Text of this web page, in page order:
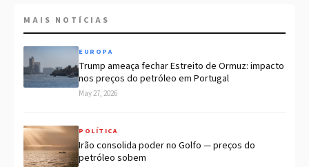
MAIS NOTÍCIAS
EUROPA
Trump ameaça fechar Estreito de Ormuz: impacto
nos preços do petróleo em Portugal
May 27, 2026
POLÍTICA
Irão consolida poder no Golfo — preços do
petróleo sobem